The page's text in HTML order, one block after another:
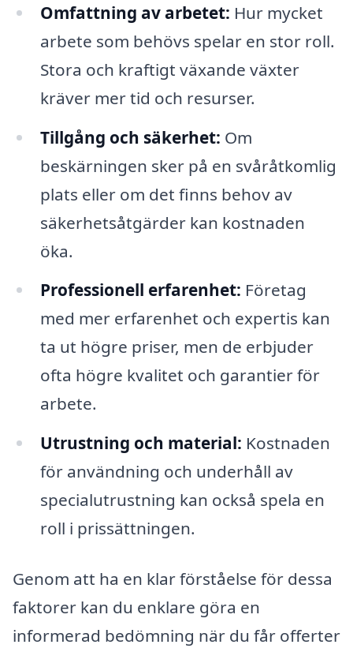
Omfattning av arbetet: Hur mycket
arbete som behövs spelar en stor roll.
Stora och kraftigt växande växter
kräver mer tid och resurser.
Tillgång och säkerhet: Om
beskärningen sker på en svåråtkomlig
plats eller om det finns behov av
säkerhetsåtgärder kan kostnaden
öka.
Professionell erfarenhet: Företag
med mer erfarenhet och expertis kan
ta ut högre priser, men de erbjuder
ofta högre kvalitet och garantier för
arbete.
Utrustning och material: Kostnaden
för användning och underhåll av
specialutrustning kan också spela en
roll i prissättningen.
Genom att ha en klar förståelse för dessa
faktorer kan du enklare göra en
informerad bedömning när du får offerter